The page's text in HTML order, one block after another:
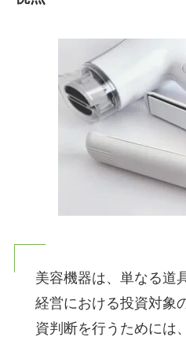
美容機器は、単なる道
経営における投資対象
資判断を行うためには